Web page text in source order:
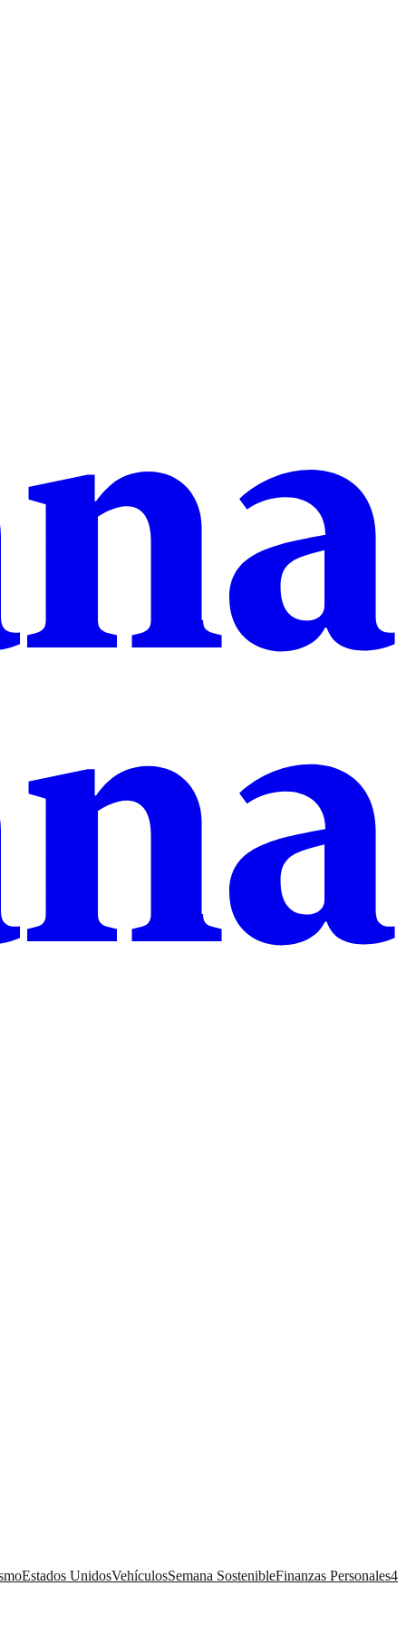
Estados UnidosVehículosSemana SostenibleFinanzas Personales4